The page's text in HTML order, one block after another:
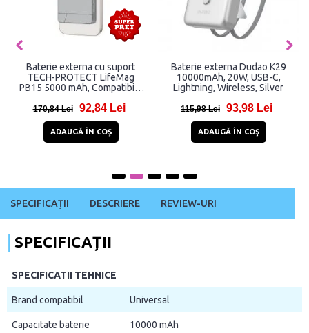
Baterie externa cu suport
TECH-PROTECT LifeMag
PB15 5000 mAh, Compatibila
30cm, Gri
170,84 Lei 92,84 Lei
ADAUGĂ ÎN COŞ
Baterie externa Dudao K29
10000mAh, 20W, USB-C,
Lightning, Wireless, Silver
115,98 Lei 93,98 Lei
ADAUGĂ ÎN COŞ
SPECIFICAȚII DESCRIERE REVIEW-URI
SPECIFICAȚII
SPECIFICATII TEHNICE
Brand compatibil Universal
Capacitate baterie 10000 mAh